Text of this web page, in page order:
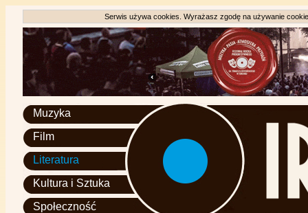
Serwis używa cookies. Wyrażasz zgodę na używanie
Muzyka
Film
Literatura
Kultura i Sztuka
Społeczność